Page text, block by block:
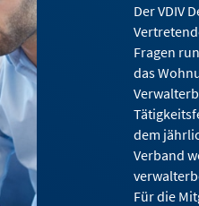
Der VDIV
Fragen
das
dem
Verband
Für die